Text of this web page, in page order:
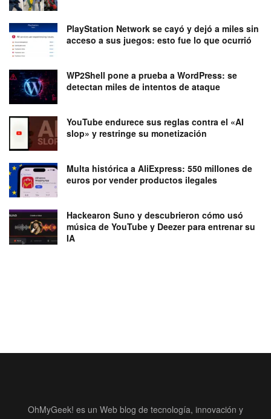
PlayStation Network se cayó y dejó a miles sin
acceso a sus juegos: esto fue lo que ocurrió
WP2Shell pone a prueba a WordPress: se
detectan miles de intentos de ataque
YouTube endurece sus reglas contra el «AI
slop» y restringe su monetización
Multa histórica a AliExpress: 550 millones de
euros por vender productos ilegales
Hackearon Suno y descubrieron cómo usó
música de YouTube y Deezer para entrenar su
IA
OhMyGeek! es un Web blog de tecnología, innovación y